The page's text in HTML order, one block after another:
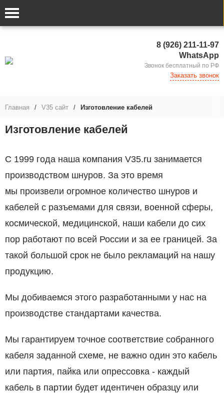
8 (926) 211-11-97
WhatsApp
Звонок бесплатный по РФ
Заказать звонок
Главная / V35 сайт / Изготовление кабелей
Изготовление кабелей
С 1999 года наша компания V35.ru занимается
производством шнуров. За это время
мы произвели огромное количество шнуров и
кабелей с разъемами для связи, военной сферы,
космической, медицинской, наши кабели до сих
пор работают по всей России и за ее границей. За
такой большой срок не было рекламаций на нашу
продукцию.
Мы добиваемся этого разработанными у нас на
производстве стандартами качества.
Мы гарантируем точное соответствие собранного
кабеля заданной схеме, не важно один это кабель
или партия, пайка или опрессовка - каждый
кабель в партии будет идентичен образцу или